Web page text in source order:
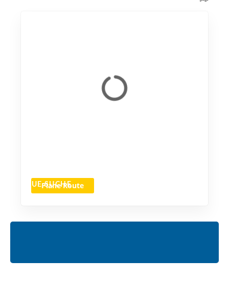
Plane Route
NEUE SUCHE